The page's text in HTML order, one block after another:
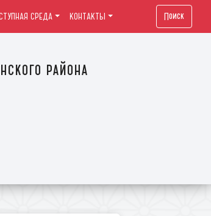
района
СРЕДА КОНТАКТЫ Поиск